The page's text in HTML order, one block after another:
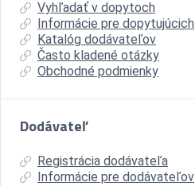
Vyhľadať v dopytoch
Informácie pre dopytujúcich
Katalóg dodávateľov
Často kladené otázky
Obchodné podmienky
Dodávateľ
Registrácia dodávateľa
Informácie pre dodávateľov